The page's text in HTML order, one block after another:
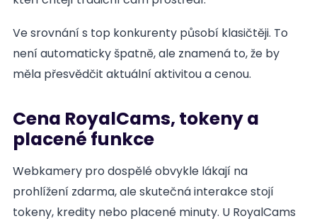
Ve srovnání s top konkurenty působí klasičtěji. To
není automaticky špatně, ale znamená to, že by
měla přesvědčit aktuální aktivitou a cenou.
Cena RoyalCams, tokeny a
placené funkce
Webkamery pro dospělé obvykle lákají na
prohlížení zdarma, ale skutečná interakce stojí
tokeny, kredity nebo placené minuty. U RoyalCams